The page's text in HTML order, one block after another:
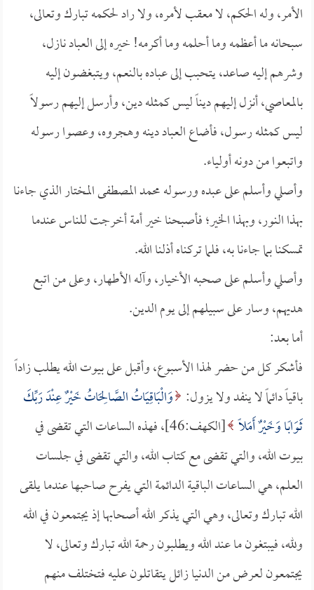
الأمر، وله الحكم، لا معقب لأمره، ولا راد لحكمه تبارك وتعالى،
سبحانه ما أعظمه وما أحلمه وما أكرمه! خيره إلى العباد نازل،
وشرهم إليه صاعد، يتحبب إلى عباده بالنعم، ويتبغضون إليه
بالمعاصي، أنزل إليهم ديناً ليس كمثله دين، وأرسل إليهم رسولاً
ليس كمثله رسول، فأضاع العباد دينه وهجروه، وعصوا رسوله
واتبعوا من دونه أولياء.
وأصلي وأسلم على عبده ورسوله محمد المصطفى المختار الذي جاءنا
بهذا النور، وبهذا الخير؛ فأصبحنا خير أمة أخرجت للناس عندما
تمسكنا بما جاءنا به، فلما تركناه أذلنا الله.
وأصلي وأسلم على صحبه الأخيار، وآله الأطهار، وعلى من اتبع
هديهم، وسار على سبيلهم إلى يوم الدين.
أما بعد:
فأشكر كل من حضر لهذا الأسبوع، وأقبل على بيوت الله يطلب زاداً
باقياً دائماً لا ينفد ولا يزول: وَالْبَاقِيَاتُ الصَّالِحَاتُ خَيْرٌ عِنْدَ رَبِّكَ
ثَوَابًا وَخَيْرٌ أَمَلًا
[الكهف:46]، فهذه الساعات التي تقضى في
بيوت الله، والتي تقضى مع كتاب الله، والتي تقضى في جلسات
العلم، هي الساعات الباقية الدائمة التي يفرح صاحبها عندما يلقى
الله تبارك وتعالى، وهي التي يذكر الله أصحابها إذ يجتمعون في الله
ولله، فيبتغون ما عند الله ويطلبون رحمة الله تبارك وتعالى، لا
يجتمعون لعرض من الدنيا زائل يتقاتلون عليه فتختلف منهم